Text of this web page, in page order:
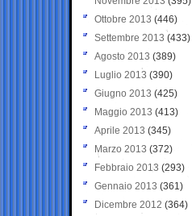
Ottobre 2013 (446)
Settembre 2013 (433)
Agosto 2013 (389)
Luglio 2013 (390)
Giugno 2013 (425)
Maggio 2013 (413)
Aprile 2013 (345)
Marzo 2013 (372)
Febbraio 2013 (293)
Gennaio 2013 (361)
Dicembre 2012 (364)